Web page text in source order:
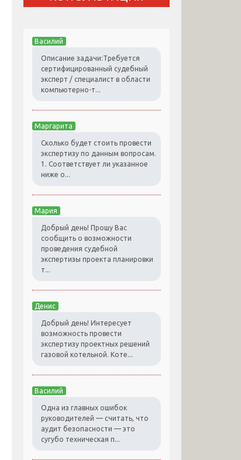
Василий
Описание задачи:Требуется
сертифицированный судебный
эксперт / специалист в области
компьютерно-т...
Маргарита
Сколько будет стоить провести
экспертизу по данным вопросам.
1. Соответствует ли указанное
ниже о...
Мария
Добрый день! Прошу Вас
сообщить о возможности
проведения судебной
экспертизы проекта планировки
т...
Денис
Добрый день! Интересует
возможность провести
экспертизу проектных решений
газовой котельной. Коте...
Василий
Одна из главных ошибок
руководителей — считать, что
аудит безопасности — это
сугубо техническая п...